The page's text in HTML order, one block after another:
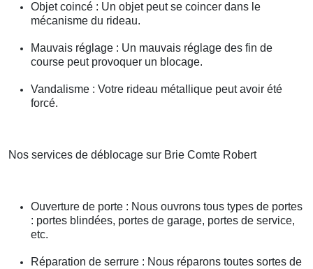
Objet coincé : Un objet peut se coincer dans le
mécanisme du rideau.
Mauvais réglage : Un mauvais réglage des fin de
course peut provoquer un blocage.
Vandalisme : Votre rideau métallique peut avoir été
forcé.
Nos services de déblocage sur Brie Comte Robert
Ouverture de porte : Nous ouvrons tous types de portes
: portes blindées, portes de garage, portes de service,
etc.
Réparation de serrure : Nous réparons toutes sortes de